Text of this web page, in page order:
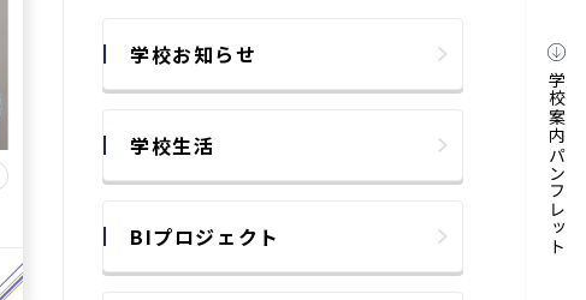
学校お知らせ
学校生活
BIプロジェクト 学校案内パンフレット